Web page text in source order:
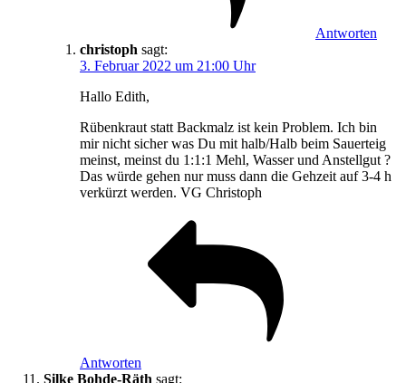
Antworten
christoph sagt:
3. Februar 2022 um 21:00 Uhr
Hallo Edith,
Rübenkraut statt Backmalz ist kein Problem. Ich bin
mir nicht sicher was Du mit halb/Halb beim Sauerteig
meinst, meinst du 1:1:1 Mehl, Wasser und Anstellgut ?
Das würde gehen nur muss dann die Gehzeit auf 3-4 h
verkürzt werden. VG Christoph
Antworten
Silke Bohde-Räth sagt: